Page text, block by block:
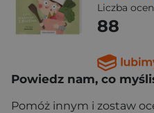
Liczba
88
Powiedz nam, co
Pomóż innym i zostaw